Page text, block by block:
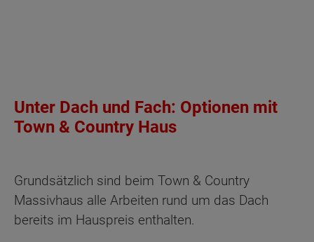
Unter Dach und Fach: Optionen mit
Town & Country Haus
Grundsätzlich sind beim Town & Country
Massivhaus alle Arbeiten rund um das Dach
bereits im Hauspreis enthalten.